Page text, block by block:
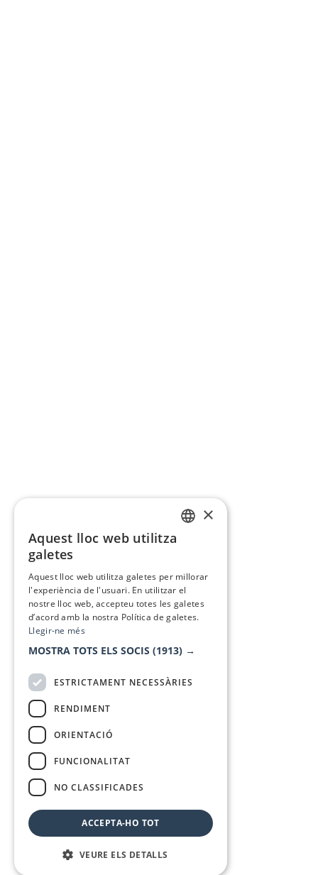
×
Aquest lloc web utilitza
galetes
Aquest lloc web utilitza galetes per millorar
l'experiència de l'usuari. En utilitzar el
nostre lloc web, accepteu totes les galetes
d’acord amb la nostra Política de galetes.
Llegir-ne més
MOSTRA TOTS ELS SOCIS (1913) →
ESTRICTAMENT NECESSÀRIES
RENDIMENT
ORIENTACIÓ
FUNCIONALITAT
NO CLASSIFICADES
ACCEPTA-HO TOT
VEURE ELS DETALLS